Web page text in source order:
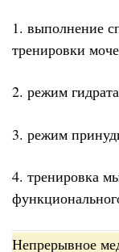
1. выполнение
тренировки
2. режим
3. режим
4. тренировка
Непрерывное